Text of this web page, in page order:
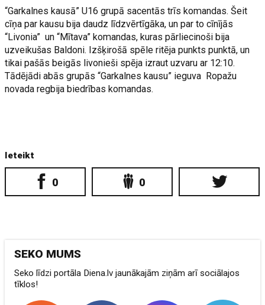
“Garkalnes kausā” U16 grupā sacentās trīs komandas. Šeit
cīņa par kausu bija daudz līdzvērtīgāka, un par to cīnījās
“Livonia” un “Mītava” komandas, kuras pārliecinoši bija
uzveikušas Baldoni. Izšķirošā spēle ritēja punkts punktā, un
tikai pašās beigās livonieši spēja izraut uzvaru ar 12:10.
Tādējādi abās grupās “Garkalnes kausu” ieguva Ropažu
novada regbija biedrības komandas.
Ieteikt
0 0
SEKO MUMS
Seko līdzi portāla Diena.lv jaunākajām ziņām arī sociālajos
tīklos!